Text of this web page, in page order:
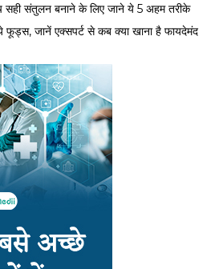
संतुलन बनाने के लिए जाने ये 5 अहम तरीके
जानें एक्सपर्ट से कब क्या खाना है फायदेमंद